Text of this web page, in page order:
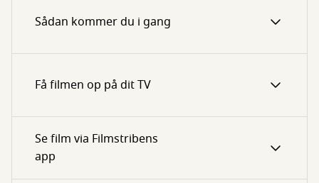
Sådan kommer du i gang
Få filmen op på dit TV
Se film via Filmstribens
app